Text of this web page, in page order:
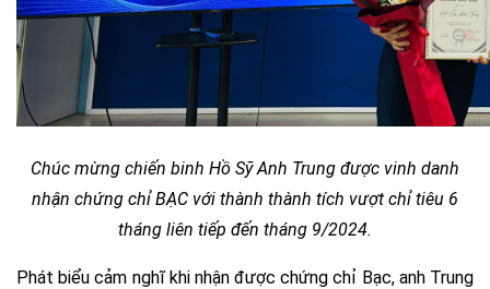
Chúc mừng chiến binh Hồ Sỹ Anh Trung được vinh danh
nhận chứng chỉ BẠC với thành thành tích vượt chỉ tiêu 6
tháng liên tiếp đến tháng 9/2024.
Phát biểu cảm nghĩ khi nhận được chứng chỉ Bạc, anh Trung